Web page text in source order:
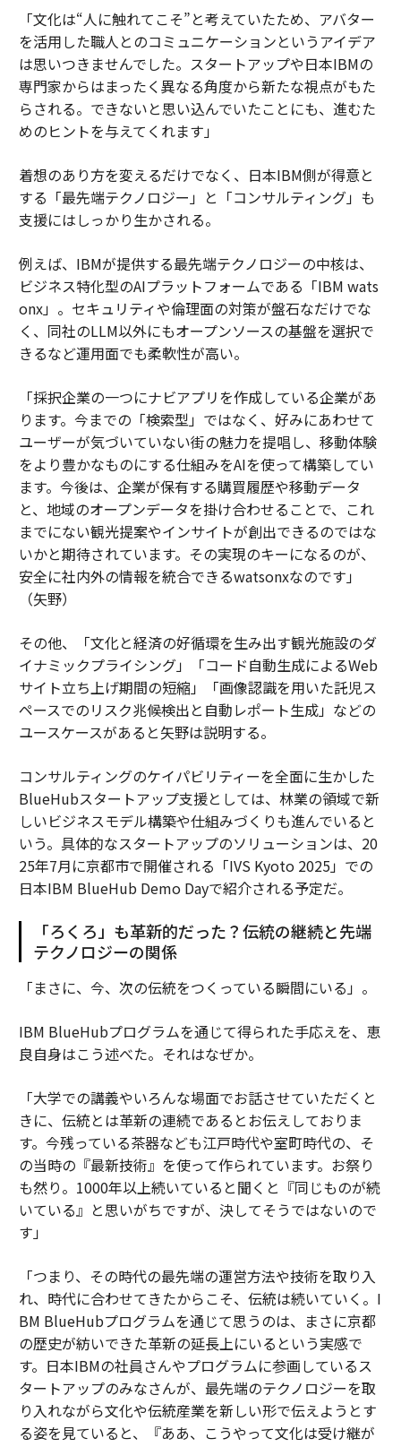
「文化は“人に触れてこそ”と考えていたため、アバター
を活用した職人とのコミュニケーションというアイデア
は思いつきませんでした。スタートアップや日本IBMの
専門家からはまったく異なる角度から新たな視点がもた
らされる。できないと思い込んでいたことにも、進むた
めのヒントを与えてくれます」
着想のあり方を変えるだけでなく、日本IBM側が得意と
する「最先端テクノロジー」と「コンサルティング」も
支援にはしっかり生かされる。
例えば、IBMが提供する最先端テクノロジーの中核は、
ビジネス特化型のAIプラットフォームである「IBM wats
onx」。セキュリティや倫理面の対策が盤石なだけでな
く、同社のLLM以外にもオープンソースの基盤を選択で
きるなど運用面でも柔軟性が高い。
「採択企業の一つにナビアプリを作成している企業があ
ります。今までの「検索型」ではなく、好みにあわせて
ユーザーが気づいていない街の魅力を提唱し、移動体験
をより豊かなものにする仕組みをAIを使って構築してい
ます。今後は、企業が保有する購買履歴や移動データ
と、地域のオープンデータを掛け合わせることで、これ
までにない観光提案やインサイトが創出できるのではな
いかと期待されています。その実現のキーになるのが、
安全に社内外の情報を統合できるwatsonxなのです」
（矢野）
その他、「文化と経済の好循環を生み出す観光施設のダ
イナミックプライシング」「コード自動生成によるWeb
サイト立ち上げ期間の短縮」「画像認識を用いた託児ス
ペースでのリスク兆候検出と自動レポート生成」などの
ユースケースがあると矢野は説明する。
コンサルティングのケイパビリティーを全面に生かした
BlueHubスタートアップ支援としては、林業の領域で新
しいビジネスモデル構築や仕組みづくりも進んでいると
いう。具体的なスタートアップのソリューションは、20
25年7月に京都市で開催される「IVS Kyoto 2025」での
日本IBM BlueHub Demo Dayで紹介される予定だ。
「ろくろ」も革新的だった？伝統の継続と先端
テクノロジーの関係
「まさに、今、次の伝統をつくっている瞬間にいる」。
IBM BlueHubプログラムを通じて得られた手応えを、恵
良自身はこう述べた。それはなぜか。
「大学での講義やいろんな場面でお話させていただくと
きに、伝統とは革新の連続であるとお伝えしておりま
す。今残っている茶器なども江戸時代や室町時代の、そ
の当時の『最新技術』を使って作られています。お祭り
も然り。1000年以上続いていると聞くと『同じものが続
いている』と思いがちですが、決してそうではないので
す」
「つまり、その時代の最先端の運営方法や技術を取り入
れ、時代に合わせてきたからこそ、伝統は続いていく。I
BM BlueHubプログラムを通じて思うのは、まさに京都
の歴史が紡いできた革新の延長上にいるという実感で
す。日本IBMの社員さんやプログラムに参画しているス
タートアップのみなさんが、最先端のテクノロジーを取
り入れながら文化や伝統産業を新しい形で伝えようとす
る姿を見ていると、『ああ、こうやって文化は受け継が